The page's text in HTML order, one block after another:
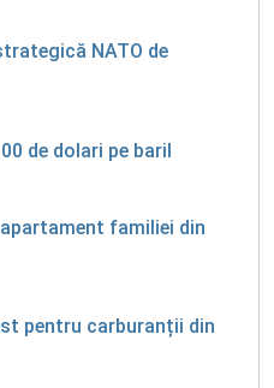
NATO de
de dolari pe baril
familiei din
pentru carburanții din